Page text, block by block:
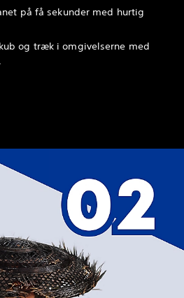
på få sekunder med hurtig
og træk i omgivelserne med